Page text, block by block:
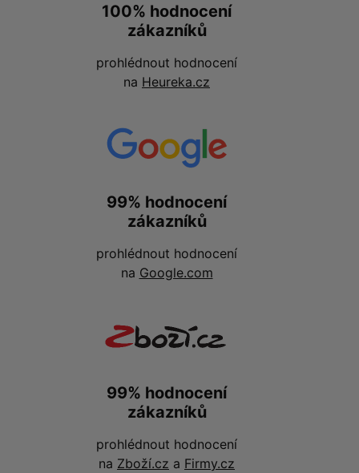
100% hodnocení
zákazníků
prohlédnout hodnocení
na Heureka.cz
99% hodnocení
zákazníků
prohlédnout hodnocení
na Google.com
99% hodnocení
zákazníků
prohlédnout hodnocení
na Zboží.cz a Firmy.cz